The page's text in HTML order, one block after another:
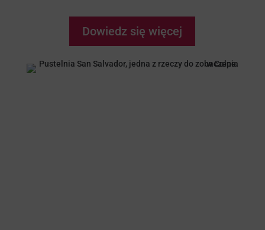
Dowiedz się więcej